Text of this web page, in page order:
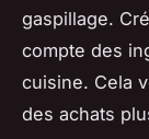
gaspillage.
compte des
cuisine. Cela
des achats